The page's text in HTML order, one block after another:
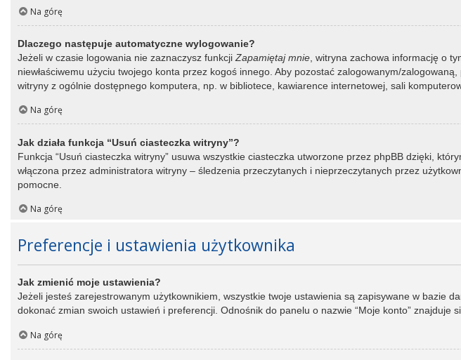
Na górę
Dlaczego następuje automatyczne wylogowanie?
Jeżeli w czasie logowania nie zaznaczysz funkcjiZapamiętaj mnie, witryna zachowa informację o
niewłaściwemu użyciu twojego konta przez kogoś innego. Aby pozostać zalogowanym/
witryny z ogólnie dostępnego komputera, np. w bibliotece, kawiarence internetowej, sali
Na górę
Jak działa funkcja “Usuń ciasteczka witryny”?
Funkcja “Usuń ciasteczka witryny” usuwa wszystkie ciasteczka utworzone przez phpBB dzięki,
włączona przez administratora witryny – śledzenia przeczytanych i nieprzeczytanych przez
pomocne.
Na górę
Preferencje i ustawienia użytkownika
Jak zmienić moje ustawienia?
Jeżeli jesteś zarejestrowanym użytkownikiem, wszystkie twoje ustawienia są zapisywane w bazie
dokonać zmian swoich ustawień i preferencji. Odnośnik do panelu o nazwie “Moje konto” znajduje
Na górę